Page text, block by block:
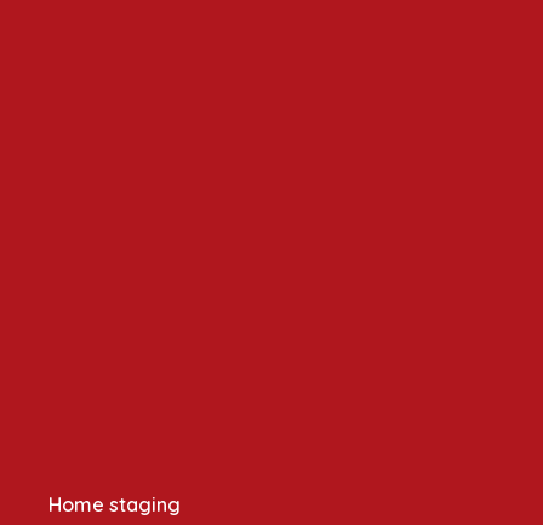
Home staging